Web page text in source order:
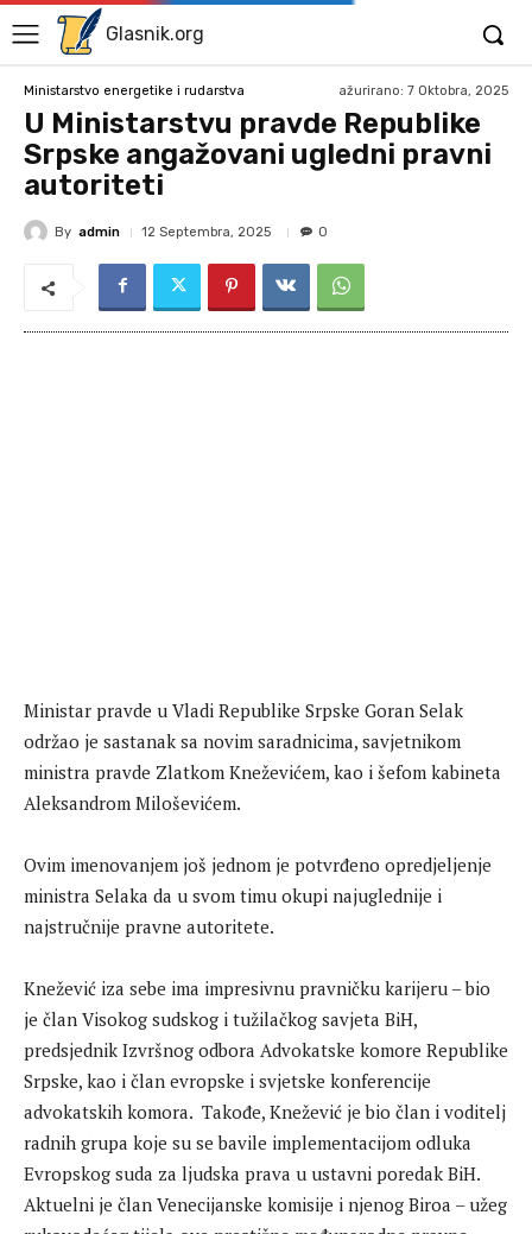
Glasnik.org
Ministarstvo energetike i rudarstva ažurirano: 7 Oktobra, 2025
U Ministarstvu pravde Republike
Srpske angažovani ugledni pravni
autoriteti
By admin 12 Septembra, 2025 0
Ministar pravde u Vladi Republike Srpske Goran Selak
održao je sastanak sa novim saradnicima, savjetnikom
ministra pravde Zlatkom Kneževićem, kao i šefom kabineta
Aleksandrom Miloševićem.
Ovim imenovanjem još jednom je potvrđeno opredjeljenje
ministra Selaka da u svom timu okupi najuglednije i
najstručnije pravne autoritete.
Knežević iza sebe ima impresivnu pravničku karijeru – bio
je član Visokog sudskog i tužilačkog savjeta BiH,
predsjednik Izvršnog odbora Advokatske komore Republike
Srpske, kao i član evropske i svjetske konferencije
advokatskih komora. Takođe, Knežević je bio član i voditelj
radnih grupa koje su se bavile implementacijom odluka
Evropskog suda za ljudska prava u ustavni poredak BiH.
Aktuelni je član Venecijanske komisije i njenog Biroa – užeg